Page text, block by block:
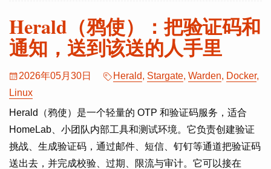
Herald（鸦使）：把验证码和
通知，送到该送的人手里
2026年05月30日 Herald, Stargate, Warden, Docker,
Linux
Herald（鸦使）是一个轻量的 OTP 和验证码服务，适合
HomeLab、小团队内部工具和测试环境。它负责创建验证
挑战、生成验证码，通过邮件、短信、钉钉等通道把验证码
送出去，并完成校验、过期、限流与审计。它可以接在